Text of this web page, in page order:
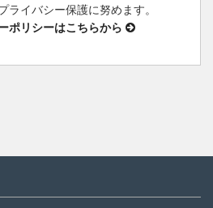
ライバシー保護に努めます。
ポリシーはこちらから